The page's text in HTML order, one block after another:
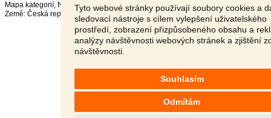
Tyto webové stránky používají soubory cookies a
sledovací nástroje s cílem vylepšení uživatelského
prostředí, zobrazení přizpůsobeného obsahu a
analýzy návštěvnosti webových stránek a zjištění
návštěvnosti.
Souhlasím
Odmítám
Mapa kategorií, Nejvyhledávanější výrazy
Země: Česká republika, Slovensko , Polsko Rakousko